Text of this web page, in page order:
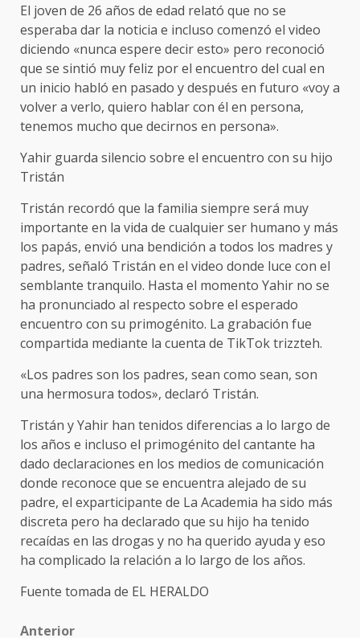
El joven de 26 años de edad relató que no se
esperaba dar la noticia e incluso comenzó el video
diciendo «nunca espere decir esto» pero reconoció
que se sintió muy feliz por el encuentro del cual en
un inicio habló en pasado y después en futuro «voy a
volver a verlo, quiero hablar con él en persona,
tenemos mucho que decirnos en persona».
Yahir guarda silencio sobre el encuentro con su hijo
Tristán
Tristán recordó que la familia siempre será muy
importante en la vida de cualquier ser humano y más
los papás, envió una bendición a todos los madres y
padres, señaló Tristán en el video donde luce con el
semblante tranquilo. Hasta el momento Yahir no se
ha pronunciado al respecto sobre el esperado
encuentro con su primogénito. La grabación fue
compartida mediante la cuenta de TikTok trizzteh.
«Los padres son los padres, sean como sean, son
una hermosura todos», declaró Tristán.
Tristán y Yahir han tenidos diferencias a lo largo de
los años e incluso el primogénito del cantante ha
dado declaraciones en los medios de comunicación
donde reconoce que se encuentra alejado de su
padre, el exparticipante de La Academia ha sido más
discreta pero ha declarado que su hijo ha tenido
recaídas en las drogas y no ha querido ayuda y eso
ha complicado la relación a lo largo de los años.
Fuente tomada de EL HERALDO
Anterior